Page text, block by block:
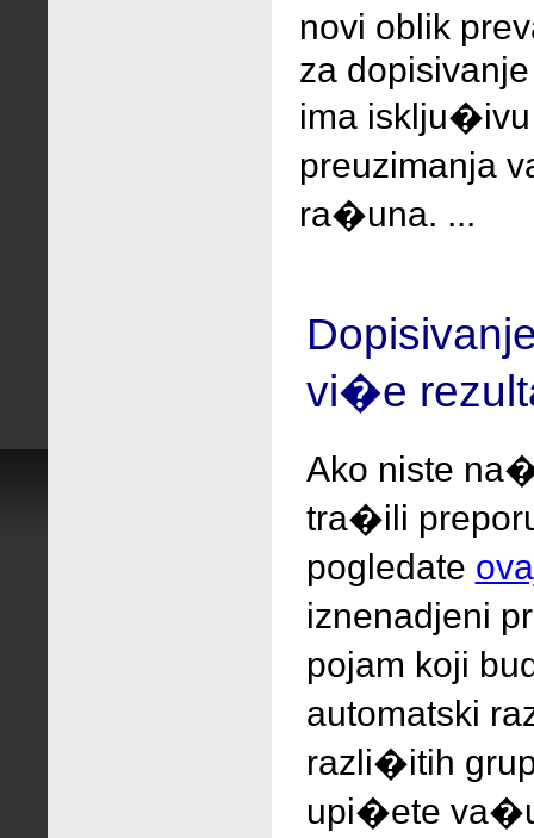
novi oblik
za
ima
preuzimanja
ra�una. ...
vi�e
Ako niste
tra�ili
pogledate
iznenadjeni
pojam koji
automatski
razli�itih
upi�ete